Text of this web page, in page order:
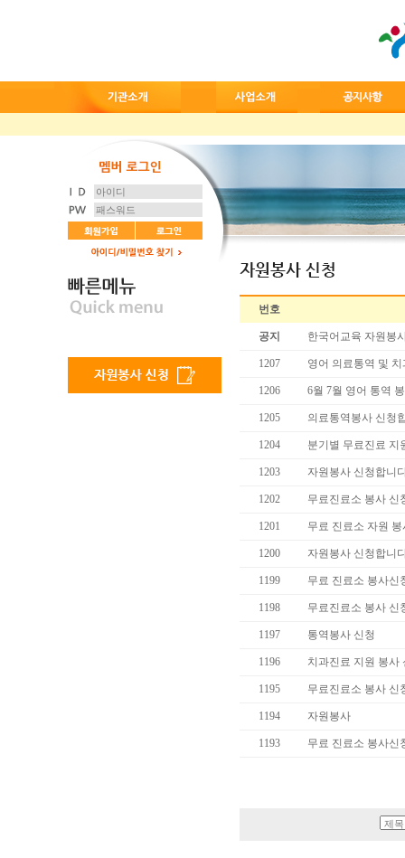
번호
공지 한국어교육 자원봉
1207 영어 의료통역 및
1206 6월 7월 영어 통역
1205 의료통역봉사 신청
1204 분기별 무료진료 지
1203 자원봉사 신청합니
1202 무료진료소 봉사 신
1201 무료 진료소 자원
1200 자원봉사 신청합니
1199 무료 진료소 봉사신
1198 무료진료소 봉사 신
1197 통역봉사 신청
1196 치과진료 지원 봉사
1195 무료진료소 봉사 신
1194 자원봉사
1193 무료 진료소 봉사신